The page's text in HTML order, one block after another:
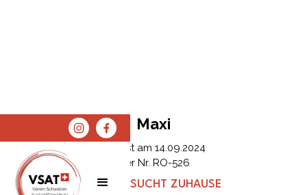
SPENDEN
SHOP
Maxi
Erfasst am 14.09.2024
Tier Nr. RO-526
STATUS: SUCHT ZUHAUSE